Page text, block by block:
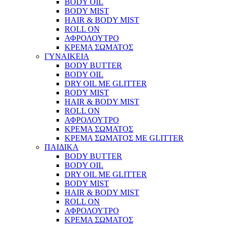
BODY OIL
BODY MIST
HAIR & BODY MIST
ROLL ON
ΑΦΡΟΛΟΥΤΡΟ
ΚΡΕΜΑ ΣΩΜΑΤΟΣ
ΓΥΝΑΙΚΕΙΑ
BODY BUTTER
BODY OIL
DRY OIL ΜΕ GLITTER
BODY MIST
HAIR & BODY MIST
ROLL ON
ΑΦΡΟΛΟΥΤΡΟ
ΚΡΕΜΑ ΣΩΜΑΤΟΣ
ΚΡΕΜΑ ΣΩΜΑΤΟΣ ΜΕ GLITTER
ΠΑΙΔΙΚΑ
BODY BUTTER
BODY OIL
DRY OIL ΜΕ GLITTER
BODY MIST
HAIR & BODY MIST
ROLL ON
ΑΦΡΟΛΟΥΤΡΟ
ΚΡΕΜΑ ΣΩΜΑΤΟΣ